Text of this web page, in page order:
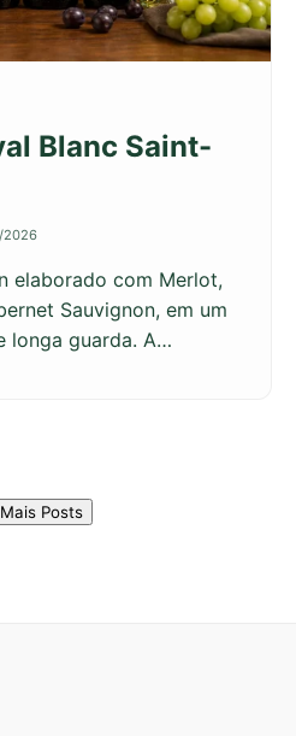
Blanc Saint-
2026
elaborado com Merlot,
Sauvignon, em um
longa guarda. A…
Posts